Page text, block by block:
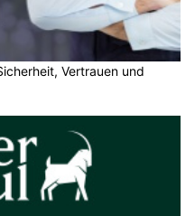
Vertrauen und